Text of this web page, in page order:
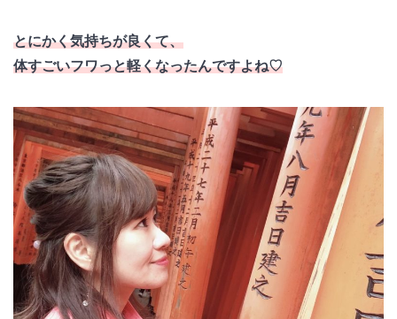
とにかく気持ちが良くて、
体すごいフワっと軽くなったんですよね♡